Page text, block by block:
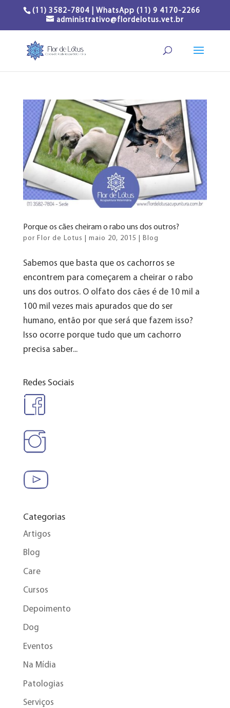
(11) 3582-7804 | WhatsApp (11) 9 4170-2266
administrativo@flordelotus.vet.br
Porque os cães cheiram o rabo uns dos outros?
por Flor de Lotus maio 20, 2015 Blog
Sabemos que basta que os cachorros se
encontrem para começarem a cheirar o rabo
uns dos outros. O olfato dos cães é de 10 mil a
100 mil vezes mais apurados que do ser
humano, então por que será que fazem isso?
Isso ocorre porque tudo que um cachorro
precisa saber...
Redes Sociais
Categorias
Artigos
Blog
Care
Cursos
Depoimento
Dog
Eventos
Na Mídia
Patologias
Serviços